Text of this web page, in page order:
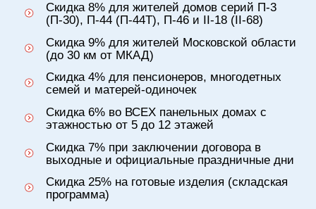
Скидка 8% для жителей домов серий П-3
(П-30), П-44 (П-44Т), П-46 и II-18 (II-68)
Скидка 9% для жителей Московской области
(до 30 км от МКАД)
Скидка 4% для пенсионеров, многодетных
семей и матерей-одиночек
Скидка 6% во ВСЕХ панельных домах с
этажностью от 5 до 12 этажей
Скидка 7% при заключении договора в
выходные и официальные праздничные дни
Скидка 25% на готовые изделия (складская
программа)